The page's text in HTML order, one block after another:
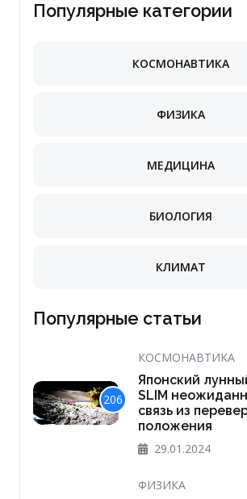
Популярные категории
КОСМОНАВТИКА
ФИЗИКА
МЕДИЦИНА
БИОЛОГИЯ
КЛИМАТ
Популярные статьи
206
КОСМОНАВТИКА
Японский
SLIM
связь из
положения
29.01.2024
ФИЗИКА